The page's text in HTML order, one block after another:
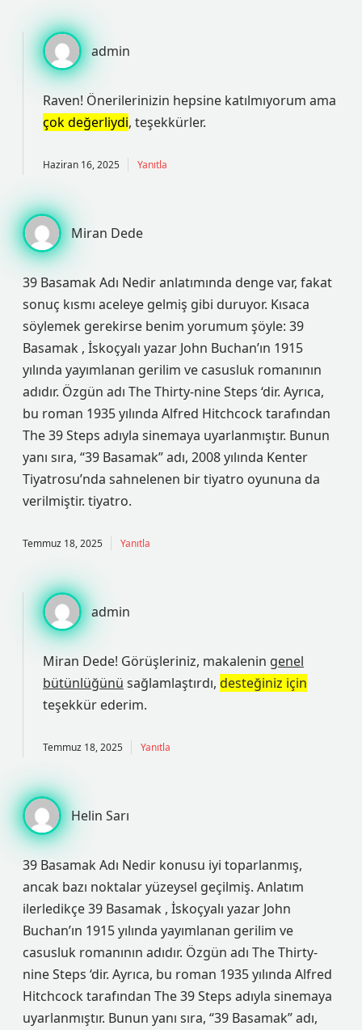
admin
Raven! Önerilerinizin hepsine katılmıyorum ama
çok değerliydi, teşekkürler.
Haziran 16, 2025 Yanıtla
Miran Dede
39 Basamak Adı Nedir anlatımında denge var, fakat
sonuç kısmı aceleye gelmiş gibi duruyor. Kısaca
söylemek gerekirse benim yorumum şöyle: 39
Basamak , İskoçyalı yazar John Buchan’ın 1915
yılında yayımlanan gerilim ve casusluk romanının
adıdır. Özgün adı The Thirty-nine Steps ‘dir. Ayrıca,
bu roman 1935 yılında Alfred Hitchcock tarafından
The 39 Steps adıyla sinemaya uyarlanmıştır. Bunun
yanı sıra, “39 Basamak” adı, 2008 yılında Kenter
Tiyatrosu’nda sahnelenen bir tiyatro oyununa da
verilmiştir. tiyatro.
Temmuz 18, 2025 Yanıtla
admin
Miran Dede! Görüşleriniz, makalenin genel
bütünlüğünü sağlamlaştırdı, desteğiniz için
teşekkür ederim.
Temmuz 18, 2025 Yanıtla
Helin Sarı
39 Basamak Adı Nedir konusu iyi toparlanmış,
ancak bazı noktalar yüzeysel geçilmiş. Anlatım
ilerledikçe 39 Basamak , İskoçyalı yazar John
Buchan’ın 1915 yılında yayımlanan gerilim ve
casusluk romanının adıdır. Özgün adı The Thirty-
nine Steps ‘dir. Ayrıca, bu roman 1935 yılında Alfred
Hitchcock tarafından The 39 Steps adıyla sinemaya
uyarlanmıştır. Bunun yanı sıra, “39 Basamak” adı,